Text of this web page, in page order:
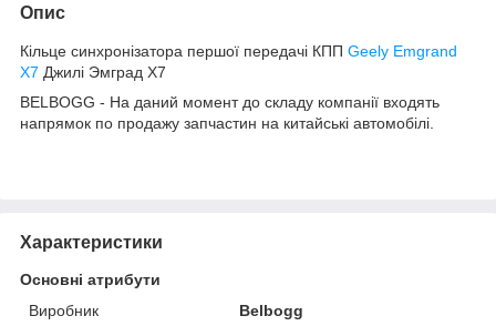
Опис
Кільце синхронізатора першої передачі КПП Geely Emgrand
X7 Джилі Эмград Х7
BELBOGG - На даний момент до складу компанії входять
напрямок по продажу запчастин на китайські автомобілі.
Характеристики
Основні атрибути
Виробник
Belbogg